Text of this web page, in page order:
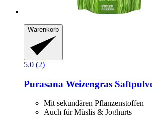
Warenkorb
5.0 (2)
Purasana Weizengras
Mit sekundären Pflanzenstoffen
Auch für Müslis & Joghurts